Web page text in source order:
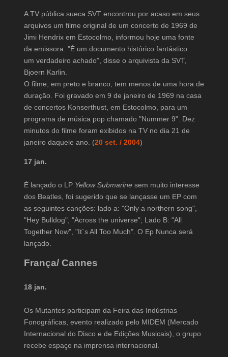
A TV pública sueca SVT encontrou por acaso em seus
arquivos um filme original de um concerto de 1969 de
Jimi Hendrix em Estocolmo, informou hoje uma fonte
da emissora. "É um documento histórico fantástico...
um verdadeiro achado", disse o arquivista da SVT,
Bjoern Karlin.
O filme, em preto e branco, tem menos de uma hora de
duração. Foi gravado em 9 de janeiro de 1969 na casa
de concertos Konserthust, em Estocolmo, para um
programa de música pop chamado "Nummer 9". Dez
minutos do filme foram exibidos na TV no dia 21 de
janeiro daquele ano. (20 set. / 2004)
17 jan.
É lançado o LP Yellow Submarinesem muito interesse
dos Beatles, foi sugerido que se lançasse um EP com
as seguintes canções: lado a: "Only a northern song",
"Hey Bulldog", "Across the universe"; Lado B: "All
Together Now", "It´s All Too Much". O Ep Nunca será
lançado.
França/ Cannes
18 jan.
Os Mutantes participam da Feira das Indústrias
Fonográficas, evento realizado pelo MIDEM (Mercado
Internacional do Disco e de Edições Musicais), o grupo
recebe espaço na imprensa internacional.